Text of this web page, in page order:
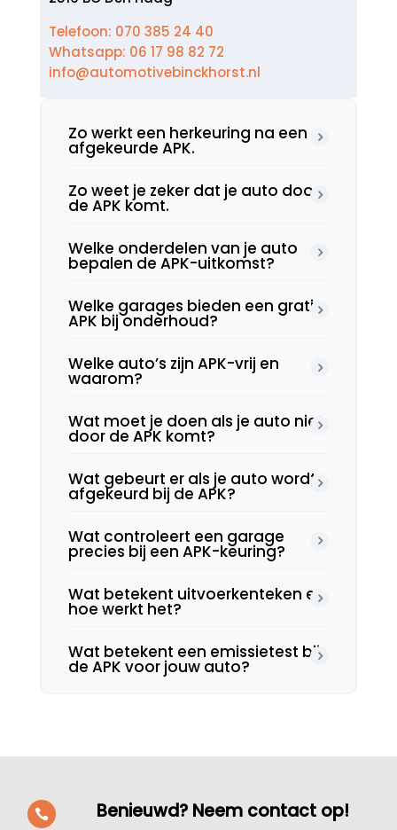
Telefoon: 070 385 24 40
Whatsapp: 06 17 98 82 72
info@automotivebinckhorst.nl
Zo werkt een herkeuring na een
afgekeurde APK.​
Zo weet je zeker dat je auto door
de APK komt.​
Welke onderdelen van je auto
bepalen de APK-uitkomst?
Welke garages bieden een gratis
APK bij onderhoud?
Welke auto’s zijn APK-vrij en
waarom?
Wat moet je doen als je auto niet
door de APK komt?
Wat gebeurt er als je auto wordt
afgekeurd bij de APK?
Wat controleert een garage
precies bij een APK-keuring?
Wat betekent uitvoerkenteken en
hoe werkt het?
Wat betekent een emissietest bij
de APK voor jouw auto?
 Benieuwd? Neem contact op!